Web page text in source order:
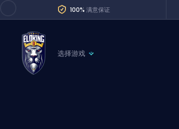
100% 满意保证
选择游戏